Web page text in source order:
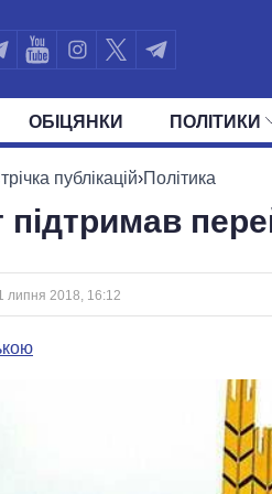
ОБIЦЯНКИ ПОЛIТИКИ
УСІ ПОЛІТИКИ ПРЕЗИДЕНТ І ОФІС
публікацій›Політика
підтримав
липня 2018, 16:12